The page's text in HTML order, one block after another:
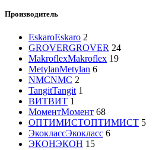
Производитель
EskaroEskaro 2
GROVERGROVER 24
MakroflexMakroflex 19
MetylanMetylan 6
NMCNMC 2
TangitTangit 1
ВИТВИТ 1
МоментМомент 68
ОПТИМИСТОПТИМИСТ 5
ЭкоклассЭкокласс 6
ЭКОНЭКОН 15